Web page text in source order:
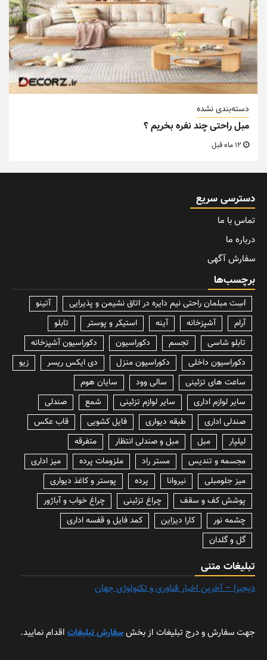
دسته‌بندی نشده
مبل راحتی چند نفره بخریم ؟
دسترسی سریع
تماس با ما
درباره ما
سفارش آگهی
برچسب‌ها
lسِت مبلمان راحتی نیم دایره در اتاق نشیمن و پذیرایی
آتینو
آرام
آشپزخانه آینه استیکر و پوستر
تابلو
تابلو شاسی
تجسم دکوراسیون
دکوراسیون آشپزخانه
دکوراسیون داخلی
دکوراسیون منزل دی ایکس ریسر
زیو
ساعت های تزئینی
سالی وود
سایان هوم
سایر لوازم اداری
سایر لوازم تزئینی شمع
صندلی
صندلی اداری
طبقه دیواری فایل کشویی
قاب عکس
لیلپار
مبل مبل و صندلی انتظار
متفرقه
مجسمه و تندیس
مستر راد ملزومات پرده
میز اداری
میز جلومبلی
نیروانا پرده
پوستر و کاغذ دیواری
پوشش کف و سقف
چراغ تزئینی
چراغ خواب و آباژور
چشمه نور
کارا دیزاین
کمد فایل و قفسه اداری
گل و گلدان
تبلیغات متنی
دیجیزا – آخرین اخبار فناوری و تکنولوژی جهان
جهت سفارش و درج تبلیغات از بخشسفارش تبلیغات اقدام نمایید.